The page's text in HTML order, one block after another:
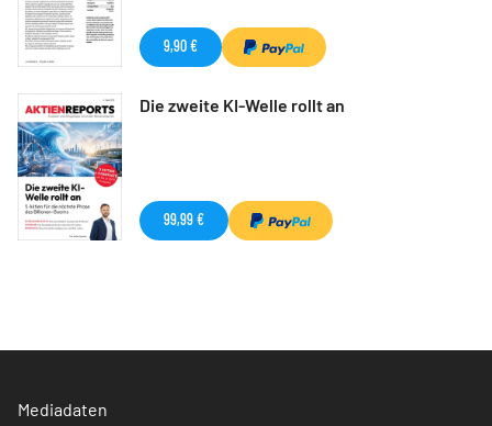
9,90 €
Die zweite KI-Welle rollt an
99,99 €
Mediadaten